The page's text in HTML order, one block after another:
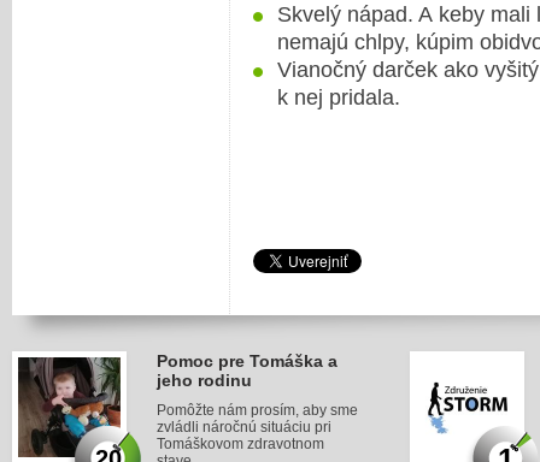
Skvelý nápad. A keby
nemajú chlpy, kúpim
Vianočný darček ako
k nej pridala.
Pomoc pre Tomáška a
jeho rodinu
Pomôžte nám prosím, aby sme
zvládli náročnú situáciu pri
Tomáškovom zdravotnom